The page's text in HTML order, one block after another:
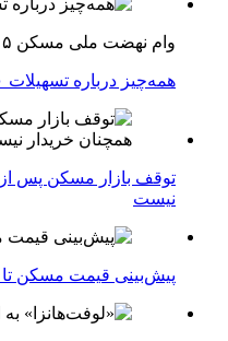
وام نهضت ملی مسکن ۱۴۰۵؛
همه‌چیز درباره تسهیلات ۸۵۰ میلیونی
توقف بازار مسکن پس
نیست
پیش‌بینی قیمت مسکن تا